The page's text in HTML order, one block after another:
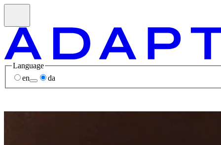
Language
en
da